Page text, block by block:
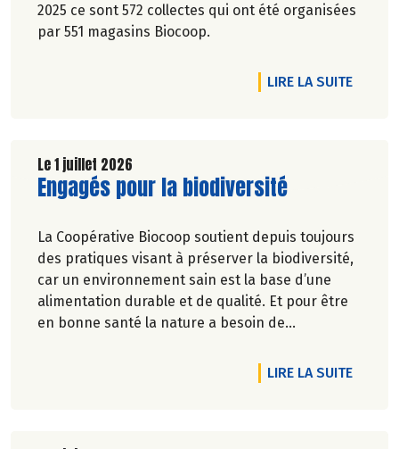
2025 ce sont 572 collectes qui ont été organisées
par 551 magasins Biocoop.
LIRE LA SUITEDE
Le 1 juillet 2026
Lire la suite de l'article
Engagés pour la biodiversité
La Coopérative Biocoop soutient depuis toujours
des pratiques visant à préserver la biodiversité,
car un environnement sain est la base d’une
alimentation durable et de qualité. Et pour être
en bonne santé la nature a besoin de
LIRE LA SUITEDE